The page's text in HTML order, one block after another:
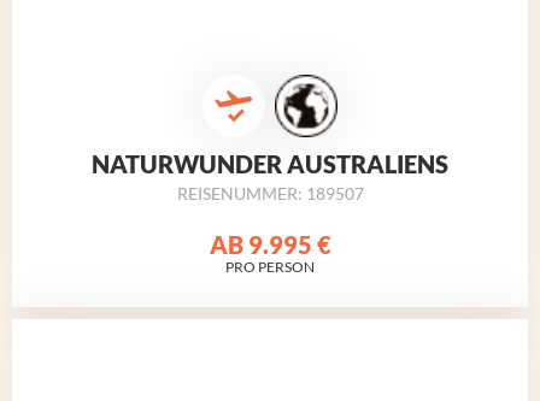
NATURWUNDER AUSTRALIENS
REISENUMMER: 189507
AB 9.995 €
PRO PERSON